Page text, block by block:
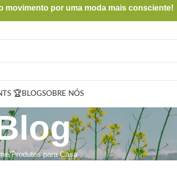
movimento por uma moda mais consciente!
🏆 BLOGSOBRE NÓS
Produtos para Casa